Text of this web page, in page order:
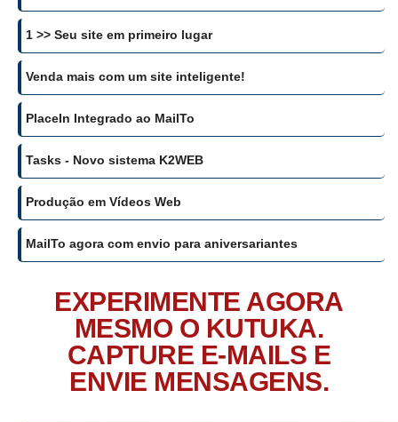
1 >> Seu site em primeiro lugar
Venda mais com um site inteligente!
PlaceIn Integrado ao MailTo
Tasks - Novo sistema K2WEB
Produção em Vídeos Web
MailTo agora com envio para aniversariantes
EXPERIMENTE AGORA
MESMO O KUTUKA.
CAPTURE E-MAILS E
ENVIE MENSAGENS.